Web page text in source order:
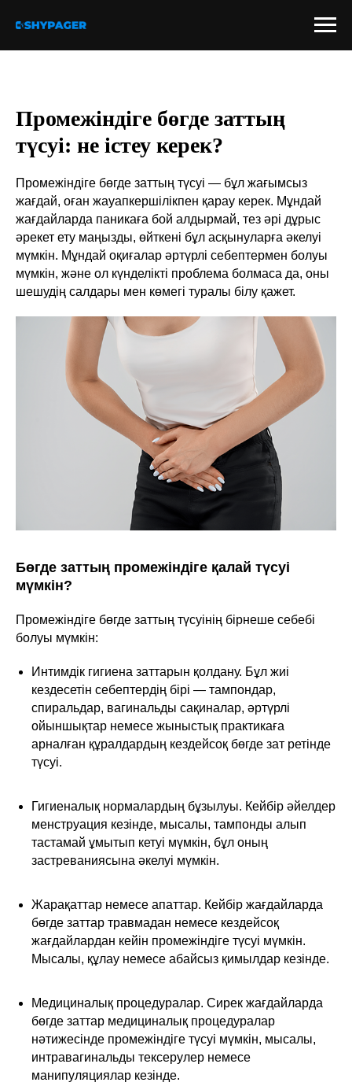
Промежіндіге бөгде заттың
түсуі: не істеу керек?
Промежіндіге бөгде заттың түсуі — бұл жағымсыз
жағдай, оған жауапкершілікпен қарау керек. Мұндай
жағдайларда паникаға бой алдырмай, тез әрі дұрыс
әрекет ету маңызды, өйткені бұл асқынуларға әкелуі
мүмкін. Мұндай оқиғалар әртүрлі себептермен болуы
мүмкін, және ол күнделікті проблема болмаса да, оны
шешудің салдары мен көмегі туралы білу қажет.
Бөгде заттың промежіндіге қалай түсуі
мүмкін?
Промежіндіге бөгде заттың түсуінің бірнеше себебі
болуы мүмкін:
Интимдік гигиена заттарын қолдану. Бұл жиі
кездесетін себептердің бірі — тампондар,
спиральдар, вагинальды сақиналар, әртүрлі
ойыншықтар немесе жыныстық практикаға
арналған құралдардың кездейсоқ бөгде зат ретінде
түсуі.
Гигиеналық нормалардың бұзылуы. Кейбір әйелдер
менструация кезінде, мысалы, тампонды алып
тастамай ұмытып кетуі мүмкін, бұл оның
застреваниясына әкелуі мүмкін.
Жарақаттар немесе апаттар. Кейбір жағдайларда
бөгде заттар травмадан немесе кездейсоқ
жағдайлардан кейін промежіндіге түсуі мүмкін.
Мысалы, құлау немесе абайсыз қимылдар кезінде.
Медициналық процедуралар. Сирек жағдайларда
бөгде заттар медициналық процедуралар
нәтижесінде промежіндіге түсуі мүмкін, мысалы,
интравагинальды тексерулер немесе
манипуляциялар кезінде.